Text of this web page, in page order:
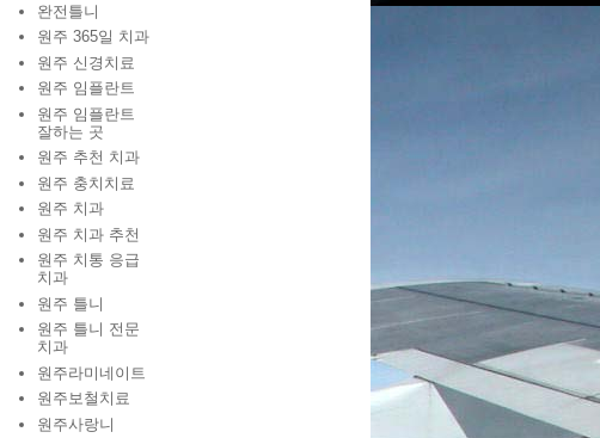
완전틀니
원주 365일 치과
원주 신경치료
원주 임플란트
원주 임플란트
잘하는 곳
원주 추천 치과
원주 충치치료
원주 치과
원주 치과 추천
원주 치통 응급
치과
원주 틀니
원주 틀니 전문
치과
원주라미네이트
원주보철치료
원주사랑니